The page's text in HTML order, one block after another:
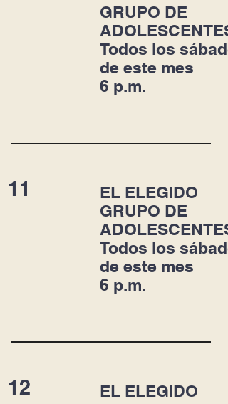
GRUPO DE
ADOLESCENTES
Todos los
de este mes
6 p.m.
11
EL ELEGIDO
GRUPO DE
ADOLESCENTES
Todos los
de este mes
6 p.m.
12
EL ELEGIDO